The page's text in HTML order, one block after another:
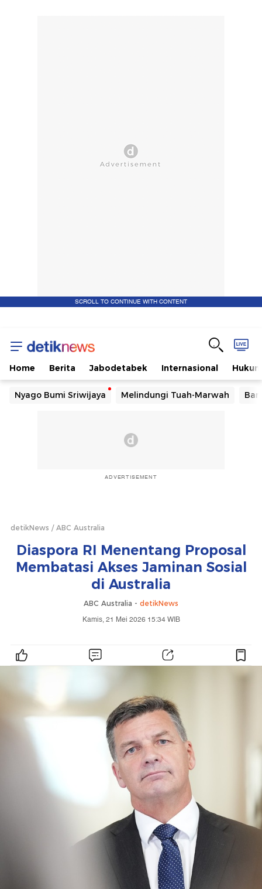
SCROLL TO CONTINUE WITH CONTENT
Home Berita Jabodetabek Internasional Hukum
Nyago Bumi Sriwijaya Melindungi Tuah-Marwah
ADVERTISEMENT
detikNews ABC Australia
Diaspora RI Menentang Proposal
Membatasi Akses Jaminan Sosial
di Australia
ABC Australia - detikNews
Kamis, 21 Mei 2026 15:34 WIB